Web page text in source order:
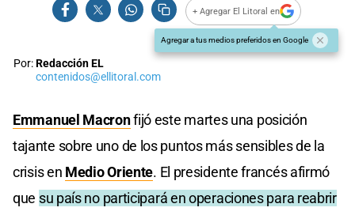
+ Agregar El Litoral en
Agregar a tus medios preferidos en Google
Por:Redacción EL
contenidos@ellitoral.com
Emmanuel Macronfijó este martes una posición
tajante sobre uno de los puntos más sensibles de la
crisis en Medio Oriente. El presidente francés afirmó
que su país no participará en operaciones para reabrir